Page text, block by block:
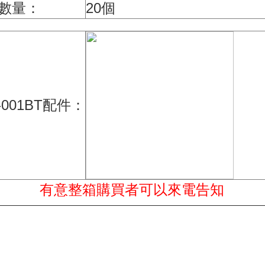
量：
20個
配件：
有意整箱購買者可以來電告知